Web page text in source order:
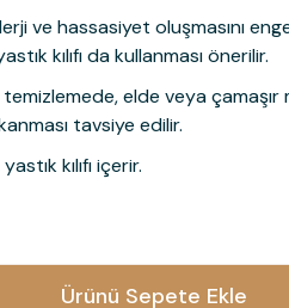
ve hassasiyet oluşmasını
kılıfı da kullanması önerilir.
elde veya çamaşır
tavsiye edilir.
kılıfı içerir.
ve diğer konularda
iletebilirsiniz.
Ürünü Sepete Ekle